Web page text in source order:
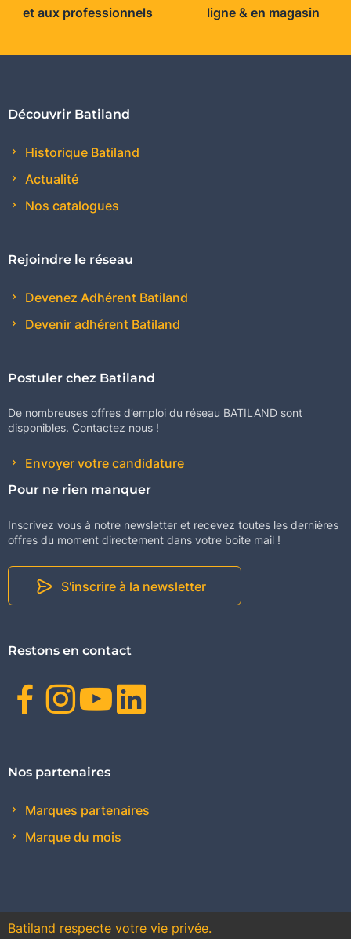
et aux professionnels
ligne & en magasin
Découvrir Batiland
Historique Batiland
Actualité
Nos catalogues
Rejoindre le réseau
Devenez Adhérent Batiland
Devenir adhérent Batiland
Postuler chez Batiland
De nombreuses offres d’emploi du réseau BATILAND sont
disponibles. Contactez nous !
Envoyer votre candidature
Pour ne rien manquer
Inscrivez vous à notre newsletter et recevez toutes les dernières
offres du moment directement dans votre boite mail !
S'inscrire à la newsletter
Restons en contact
Facebook
Instagram
Youtube
Nos partenaires
Marques partenaires
Marque du mois
Batiland respecte votre vie privée.